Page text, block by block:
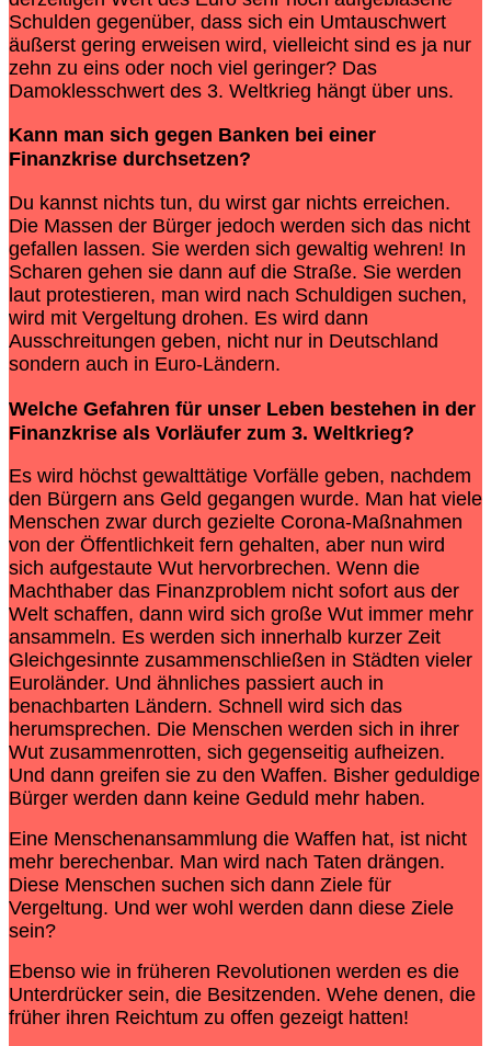
Schulden gegenüber, dass sich ein Umtauschwert
äußerst gering erweisen wird, vielleicht sind es ja nur
zehn zu eins oder noch viel geringer? Das
Damoklesschwert des 3. Weltkrieg hängt über uns.
Kann man sich gegen Banken bei einer
Finanzkrise durchsetzen?
Du kannst nichts tun, du wirst gar nichts erreichen.
Die Massen der Bürger jedoch werden sich das nicht
gefallen lassen. Sie werden sich gewaltig wehren! In
Scharen gehen sie dann auf die Straße. Sie werden
laut protestieren, man wird nach Schuldigen suchen,
wird mit Vergeltung drohen. Es wird dann
Ausschreitungen geben, nicht nur in Deutschland
sondern auch in Euro-Ländern.
Welche Gefahren für unser Leben bestehen in der
Finanzkrise als Vorläufer zum 3. Weltkrieg?
Es wird höchst gewalttätige Vorfälle geben, nachdem
den Bürgern ans Geld gegangen wurde. Man hat viele
Menschen zwar durch gezielte Corona-Maßnahmen
von der Öffentlichkeit fern gehalten, aber nun wird
sich aufgestaute Wut hervorbrechen. Wenn die
Machthaber das Finanzproblem nicht sofort aus der
Welt schaffen, dann wird sich große Wut immer mehr
ansammeln. Es werden sich innerhalb kurzer Zeit
Gleichgesinnte zusammenschließen in Städten vieler
Euroländer. Und ähnliches passiert auch in
benachbarten Ländern. Schnell wird sich das
herumsprechen. Die Menschen werden sich in ihrer
Wut zusammenrotten, sich gegenseitig aufheizen.
Und dann greifen sie zu den Waffen. Bisher geduldige
Bürger werden dann keine Geduld mehr haben.
Eine Menschenansammlung die Waffen hat, ist nicht
mehr berechenbar. Man wird nach Taten drängen.
Diese Menschen suchen sich dann Ziele für
Vergeltung. Und wer wohl werden dann diese Ziele
sein?
Ebenso wie in früheren Revolutionen werden es die
Unterdrücker sein, die Besitzenden. Wehe denen, die
früher ihren Reichtum zu offen gezeigt hatten!